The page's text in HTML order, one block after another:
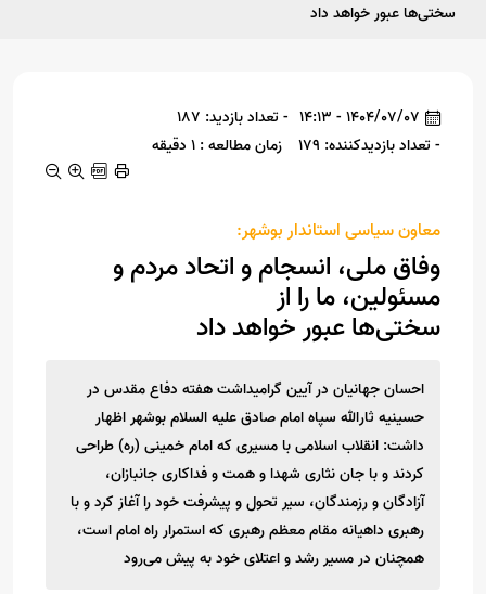
سختی‌ها عبور خواهد داد
1404/07/07 - 14:13
- تعداد بازدید: 187
- تعداد بازدیدکننده: 179
زمان مطالعه : 1 دقیقه
معاون سیاسی استاندار بوشهر:
وفاق ملی، انسجام و اتحاد مردم و
مسئولین، ما را از
سختی‌ها عبور خواهد داد
احسان جهانیان در آیین گرامیداشت هفته دفاع مقدس در
حسینیه ثارالله سپاه امام صادق علیه السلام بوشهر اظهار
داشت: انقلاب اسلامی با مسیری که امام خمینی (ره) طراحی
کردند و با جان نثاری شهدا و همت و فداکاری جانبازان،
آزادگان و رزمندگان، سیر تحول و پیشرفت خود را آغاز کرد و با
رهبری داهیانه مقام معظم رهبری که استمرار راه امام است،
همچنان در مسیر رشد و اعتلای خود به پیش می‌رود